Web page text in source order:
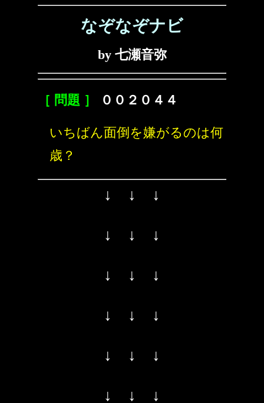
なぞなぞナビ
by 七瀬音弥
［ 問題 ］ ００２０４４
いちばん面倒を嫌がるのは何
歳？
↓ ↓ ↓
↓ ↓ ↓
↓ ↓ ↓
↓ ↓ ↓
↓ ↓ ↓
↓ ↓ ↓